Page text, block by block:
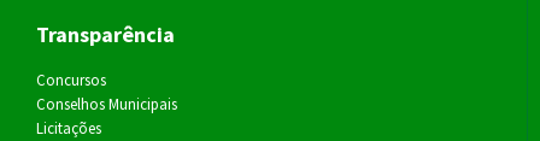
Transparência
Concursos
Conselhos Municipais
Licitações